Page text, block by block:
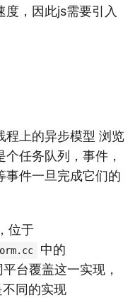
度，因此js需要引入
上的异步模型 浏览
任务队列，事件，
事件一旦完成它们的
位于
中的
平台覆盖这一实现，
同的实现